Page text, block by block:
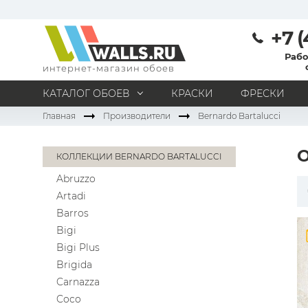
интернет-магазин обоев
+7
КАТАЛОГ ОБОЕВ КРАСКИ ФРЕСКИ
МАТЕРИАЛ
Виниловые
Бумажные
Текстильные
Акриловые
ПОМЕЩЕНИЕ
Кабинет
Спальня
Все типы помещений
Главная Производители Bernardo Bartalucci
КОЛЛЕКЦИИ BERNARDO BARTALUCCI
Abruzzo
Artadi
Barros
Bigi
Bigi Plus
Brigida
Carnazza
Coco